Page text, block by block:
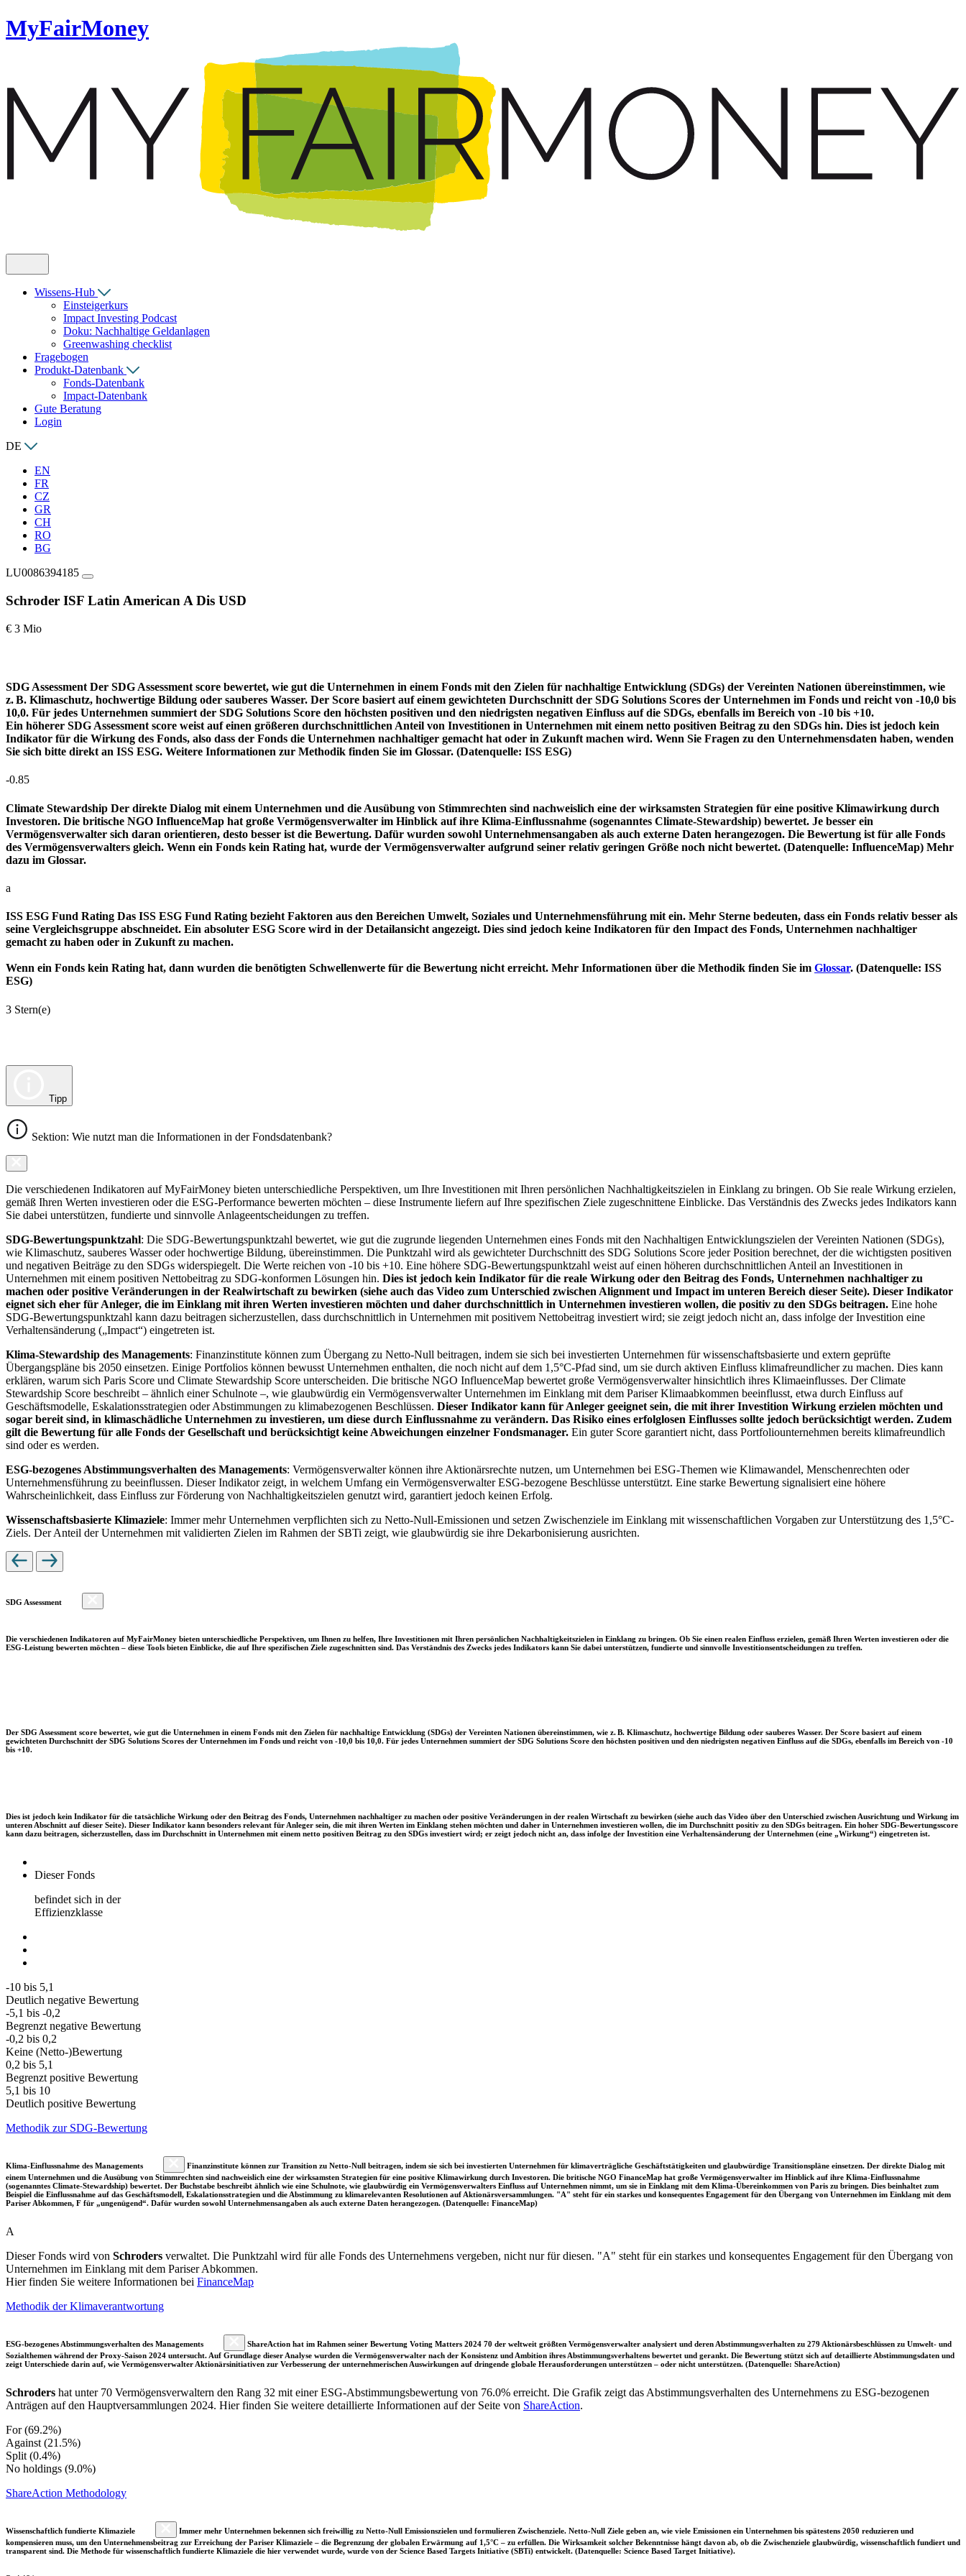
MyFairMoney
Wissens-Hub
Einsteigerkurs
Impact Investing Podcast
Doku: Nachhaltige Geldanlagen
Greenwashing checklist
Fragebogen
Produkt-Datenbank
Fonds-Datenbank
Impact-Datenbank
Gute Beratung
Login
DE
EN
FR
CZ
GR
CH
RO
BG
LU0086394185
Schroder ISF Latin American A Dis USD
€ 3 Mio
SDG Assessment Der SDG Assessment score bewertet, wie gut die Unternehmen in einem Fonds mit den Zielen für nachhaltige Entwicklung (SDGs) der Vereinten Nationen übereinstimmen, wie
z. B. Klimaschutz, hochwertige Bildung oder sauberes Wasser. Der Score basiert auf einem gewichteten Durchschnitt der SDG Solutions Scores der Unternehmen im Fonds und reicht von -10,0 bis
10,0. Für jedes Unternehmen summiert der SDG Solutions Score den höchsten positiven und den niedrigsten negativen Einfluss auf die SDGs, ebenfalls im Bereich von -10 bis +10.
Ein höherer SDG Assessment score weist auf einen größeren durchschnittlichen Anteil von Investitionen in Unternehmen mit einem netto positiven Beitrag zu den SDGs hin. Dies ist jedoch kein
Indikator für die Wirkung des Fonds, also dass der Fonds die Unternehmen nachhaltiger gemacht hat oder in Zukunft machen wird. Wenn Sie Fragen zu den Unternehmensdaten haben, wenden
Sie sich bitte direkt an ISS ESG. Weitere Informationen zur Methodik finden Sie im Glossar. (Datenquelle: ISS ESG)
-0.85
Climate Stewardship Der direkte Dialog mit einem Unternehmen und die Ausübung von Stimmrechten sind nachweislich eine der wirksamsten Strategien für eine positive Klimawirkung durch
Investoren. Die britische NGO InfluenceMap hat große Vermögensverwalter im Hinblick auf ihre Klima-Einflussnahme (sogenanntes Climate-Stewardship) bewertet. Je besser ein
Vermögensverwalter sich daran orientieren, desto besser ist die Bewertung. Dafür wurden sowohl Unternehmensangaben als auch externe Daten herangezogen. Die Bewertung ist für alle Fonds
des Vermögensverwalters gleich. Wenn ein Fonds kein Rating hat, wurde der Vermögensverwalter aufgrund seiner relativ geringen Größe noch nicht bewertet. (Datenquelle: InfluenceMap) Mehr
dazu im Glossar.
a
ISS ESG Fund Rating Das ISS ESG Fund Rating bezieht Faktoren aus den Bereichen Umwelt, Soziales und Unternehmensführung mit ein. Mehr Sterne bedeuten, dass ein Fonds relativ besser als
seine Vergleichsgruppe abschneidet. Ein absoluter ESG Score wird in der Detailansicht angezeigt. Dies sind jedoch keine Indikatoren für den Impact des Fonds, Unternehmen nachhaltiger
gemacht zu haben oder in Zukunft zu machen.
Wenn ein Fonds kein Rating hat, dann wurden die benötigten Schwellenwerte für die Bewertung nicht erreicht. Mehr Informationen über die Methodik finden Sie im Glossar. (Datenquelle: ISS
ESG)
3 Stern(e)
Tipp
Sektion: Wie nutzt man die Informationen in der Fondsdatenbank?
Die verschiedenen Indikatoren auf MyFairMoney bieten unterschiedliche Perspektiven, um Ihre Investitionen mit Ihren persönlichen Nachhaltigkeitszielen in Einklang zu bringen. Ob Sie reale Wirkung erzielen,
gemäß Ihren Werten investieren oder die ESG-Performance bewerten möchten – diese Instrumente liefern auf Ihre spezifischen Ziele zugeschnittene Einblicke. Das Verständnis des Zwecks jedes Indikators kann
Sie dabei unterstützen, fundierte und sinnvolle Anlageentscheidungen zu treffen.
SDG-Bewertungspunktzahl: Die SDG-Bewertungspunktzahl bewertet, wie gut die zugrunde liegenden Unternehmen eines Fonds mit den Nachhaltigen Entwicklungszielen der Vereinten Nationen (SDGs),
wie Klimaschutz, sauberes Wasser oder hochwertige Bildung, übereinstimmen. Die Punktzahl wird als gewichteter Durchschnitt des SDG Solutions Score jeder Position berechnet, der die wichtigsten positiven
und negativen Beiträge zu den SDGs widerspiegelt. Die Werte reichen von -10 bis +10. Eine höhere SDG-Bewertungspunktzahl weist auf einen höheren durchschnittlichen Anteil an Investitionen in
Unternehmen mit einem positiven Nettobeitrag zu SDG-konformen Lösungen hin. Dies ist jedoch kein Indikator für die reale Wirkung oder den Beitrag des Fonds, Unternehmen nachhaltiger zu
machen oder positive Veränderungen in der Realwirtschaft zu bewirken (siehe auch das Video zum Unterschied zwischen Alignment und Impact im unteren Bereich dieser Seite). Dieser Indikator
eignet sich eher für Anleger, die im Einklang mit ihren Werten investieren möchten und daher durchschnittlich in Unternehmen investieren wollen, die positiv zu den SDGs beitragen. Eine hohe
SDG-Bewertungspunktzahl kann dazu beitragen sicherzustellen, dass durchschnittlich in Unternehmen mit positivem Nettobeitrag investiert wird; sie zeigt jedoch nicht an, dass infolge der Investition eine
Verhaltensänderung („Impact“) eingetreten ist.
Klima-Stewardship des Managements: Finanzinstitute können zum Übergang zu Netto-Null beitragen, indem sie sich bei investierten Unternehmen für wissenschaftsbasierte und extern geprüfte
Übergangspläne bis 2050 einsetzen. Einige Portfolios können bewusst Unternehmen enthalten, die noch nicht auf dem 1,5°C-Pfad sind, um sie durch aktiven Einfluss klimafreundlicher zu machen. Dies kann
erklären, warum sich Paris Score und Climate Stewardship Score unterscheiden. Die britische NGO InfluenceMap bewertet große Vermögensverwalter hinsichtlich ihres Klimaeinflusses. Der Climate
Stewardship Score beschreibt – ähnlich einer Schulnote –, wie glaubwürdig ein Vermögensverwalter Unternehmen im Einklang mit dem Pariser Klimaabkommen beeinflusst, etwa durch Einfluss auf
Geschäftsmodelle, Eskalationsstrategien oder Abstimmungen zu klimabezogenen Beschlüssen. Dieser Indikator kann für Anleger geeignet sein, die mit ihrer Investition Wirkung erzielen möchten und
sogar bereit sind, in klimaschädliche Unternehmen zu investieren, um diese durch Einflussnahme zu verändern. Das Risiko eines erfolglosen Einflusses sollte jedoch berücksichtigt werden. Zudem
gilt die Bewertung für alle Fonds der Gesellschaft und berücksichtigt keine Abweichungen einzelner Fondsmanager. Ein guter Score garantiert nicht, dass Portfoliounternehmen bereits klimafreundlich
sind oder es werden.
ESG-bezogenes Abstimmungsverhalten des Managements: Vermögensverwalter können ihre Aktionärsrechte nutzen, um Unternehmen bei ESG-Themen wie Klimawandel, Menschenrechten oder
Unternehmensführung zu beeinflussen. Dieser Indikator zeigt, in welchem Umfang ein Vermögensverwalter ESG-bezogene Beschlüsse unterstützt. Eine starke Bewertung signalisiert eine höhere
Wahrscheinlichkeit, dass Einfluss zur Förderung von Nachhaltigkeitszielen genutzt wird, garantiert jedoch keinen Erfolg.
Wissenschaftsbasierte Klimaziele: Immer mehr Unternehmen verpflichten sich zu Netto-Null-Emissionen und setzen Zwischenziele im Einklang mit wissenschaftlichen Vorgaben zur Unterstützung des 1,5°C-
Ziels. Der Anteil der Unternehmen mit validierten Zielen im Rahmen der SBTi zeigt, wie glaubwürdig sie ihre Dekarbonisierung ausrichten.
SDG Assessment
Die verschiedenen Indikatoren auf MyFairMoney bieten unterschiedliche Perspektiven, um Ihnen zu helfen, Ihre Investitionen mit Ihren persönlichen Nachhaltigkeitszielen in Einklang zu bringen. Ob Sie einen realen Einfluss erzielen, gemäß Ihren Werten investieren oder die
ESG-Leistung bewerten möchten – diese Tools bieten Einblicke, die auf Ihre spezifischen Ziele zugeschnitten sind. Das Verständnis des Zwecks jedes Indikators kann Sie dabei unterstützen, fundierte und sinnvolle Investitionsentscheidungen zu treffen.
Der SDG Assessment score bewertet, wie gut die Unternehmen in einem Fonds mit den Zielen für nachhaltige Entwicklung (SDGs) der Vereinten Nationen übereinstimmen, wie z. B. Klimaschutz, hochwertige Bildung oder sauberes Wasser. Der Score basiert auf einem
gewichteten Durchschnitt der SDG Solutions Scores der Unternehmen im Fonds und reicht von -10,0 bis 10,0. Für jedes Unternehmen summiert der SDG Solutions Score den höchsten positiven und den niedrigsten negativen Einfluss auf die SDGs, ebenfalls im Bereich von -10
bis +10.
Dies ist jedoch kein Indikator für die tatsächliche Wirkung oder den Beitrag des Fonds, Unternehmen nachhaltiger zu machen oder positive Veränderungen in der realen Wirtschaft zu bewirken (siehe auch das Video über den Unterschied zwischen Ausrichtung und Wirkung im
unteren Abschnitt auf dieser Seite). Dieser Indikator kann besonders relevant für Anleger sein, die mit ihren Werten im Einklang stehen möchten und daher in Unternehmen investieren wollen, die im Durchschnitt positiv zu den SDGs beitragen. Ein hoher SDG-Bewertungsscore
kann dazu beitragen, sicherzustellen, dass im Durchschnitt in Unternehmen mit einem netto positiven Beitrag zu den SDGs investiert wird; er zeigt jedoch nicht an, dass infolge der Investition eine Verhaltensänderung der Unternehmen (eine „Wirkung“) eingetreten ist.
Dieser Fonds
befindet sich in der
Effizienzklasse
-10 bis 5,1
Deutlich negative Bewertung
-5,1 bis -0,2
Begrenzt negative Bewertung
-0,2 bis 0,2
Keine (Netto-)Bewertung
0,2 bis 5,1
Begrenzt positive Bewertung
5,1 bis 10
Deutlich positive Bewertung
Methodik zur SDG-Bewertung
Klima-Einflussnahme des Managements
Finanzinstitute können zur Transition zu Netto-Null beitragen, indem sie sich bei investierten Unternehmen für klimaverträgliche Geschäftstätigkeiten und glaubwürdige Transitionspläne einsetzen. Der direkte Dialog mit
einem Unternehmen und die Ausübung von Stimmrechten sind nachweislich eine der wirksamsten Strategien für eine positive Klimawirkung durch Investoren. Die britische NGO FinanceMap hat große Vermögensverwalter im Hinblick auf ihre Klima-Einflussnahme
(sogenanntes Climate-Stewardship) bewertet. Der Buchstabe beschreibt ähnlich wie eine Schulnote, wie glaubwürdig ein Vermögensverwalters Einfluss auf Unternehmen nimmt, um sie in Einklang mit dem Klima-Übereinkommen von Paris zu bringen. Dies beinhaltet zum
Beispiel die Einflussnahme auf das Geschäftsmodell, Eskalationsstrategien und die Abstimmung zu klimarelevanten Resolutionen auf Aktionärsversammlungen. "A" steht für ein starkes und konsequentes Engagement für den Übergang von Unternehmen im Einklang mit dem
Pariser Abkommen, F für „ungenügend“. Dafür wurden sowohl Unternehmensangaben als auch externe Daten herangezogen. (Datenquelle: FinanceMap)
A
Dieser Fonds wird von Schroders verwaltet. Die Punktzahl wird für alle Fonds des Unternehmens vergeben, nicht nur für diesen. "A" steht für ein starkes und konsequentes Engagement für den Übergang von
Unternehmen im Einklang mit dem Pariser Abkommen.
Hier finden Sie weitere Informationen bei FinanceMap
Methodik der Klimaverantwortung
ESG-bezogenes Abstimmungsverhalten des Managements
ShareAction hat im Rahmen seiner Bewertung Voting Matters 2024 70 der weltweit größten Vermögensverwalter analysiert und deren Abstimmungsverhalten zu 279 Aktionärsbeschlüssen zu Umwelt- und
Sozialthemen während der Proxy-Saison 2024 untersucht. Auf Grundlage dieser Analyse wurden die Vermögensverwalter nach der Konsistenz und Ambition ihres Abstimmungsverhaltens bewertet und gerankt. Die Bewertung stützt sich auf detaillierte Abstimmungsdaten und
zeigt Unterschiede darin auf, wie Vermögensverwalter Aktionärsinitiativen zur Verbesserung der unternehmerischen Auswirkungen auf dringende globale Herausforderungen unterstützen – oder nicht unterstützen. (Datenquelle: ShareAction)
Schroders hat unter 70 Vermögensverwaltern den Rang 32 mit einer ESG-Abstimmungsbewertung von 76.0% erreicht. Die Grafik zeigt das Abstimmungsverhalten des Unternehmens zu ESG-bezogenen
Anträgen auf den Hauptversammlungen 2024. Hier finden Sie weitere detaillierte Informationen auf der Seite von ShareAction.
For (69.2%)
Against (21.5%)
Split (0.4%)
No holdings (9.0%)
ShareAction Methodology
Wissenschaftlich fundierte Klimaziele
Immer mehr Unternehmen bekennen sich freiwillig zu Netto-Null Emissionszielen und formulieren Zwischenziele. Netto-Null Ziele geben an, wie viele Emissionen ein Unternehmen bis spätestens 2050 reduzieren und
kompensieren muss, um den Unternehmensbeitrag zur Erreichung der Pariser Klimaziele – die Begrenzung der globalen Erwärmung auf 1,5°C – zu erfüllen. Die Wirksamkeit solcher Bekenntnisse hängt davon ab, ob die Zwischenziele glaubwürdig, wissenschaftlich fundiert und
transparent sind. Die Methode für wissenschaftlich fundierte Klimaziele die hier verwendet wurde, wurde von der Science Based Targets Initiative (SBTi) entwickelt. (Datenquelle: Science Based Target Initiative).